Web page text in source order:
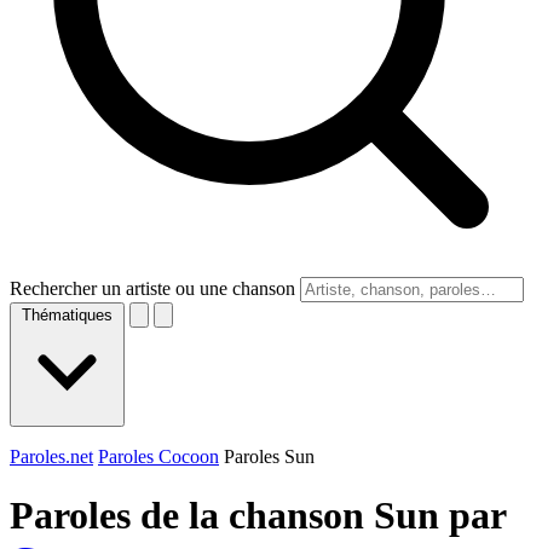
Rechercher un artiste ou une chanson
Thématiques
Paroles.net Paroles Cocoon Paroles Sun
Paroles de la chanson Sun par